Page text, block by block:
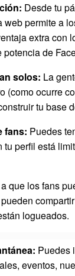
Desde tu
permite a
extra
de
solos: La
(como ocurre
tu base
fans: Puedes
tu perfil está
que los fans
logueados.
Puedes
eventos,